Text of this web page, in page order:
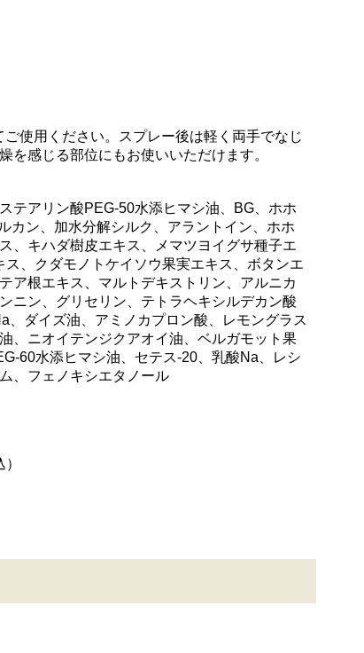
使用ください。スプレー後は軽く両手でなじ
を感じる部位にもお使いいただけます。
テアリン酸PEG-50水添ヒマシ油、BG、ホホ
カン、加水分解シルク、アラントイン、ホホ
、キハダ樹皮エキス、メマツヨイグサ種子エ
、クダモノトケイソウ果実エキス、ボタンエ
ア根エキス、マルトデキストリン、アルニカ
ニン、グリセリン、テトラヘキシルデカン酸
、ダイズ油、アミノカプロン酸、レモングラス
、ニオイテンジクアオイ油、ベルガモット果
60水添ヒマシ油、セテス-20、乳酸Na、レシ
、フェノキシエタノール